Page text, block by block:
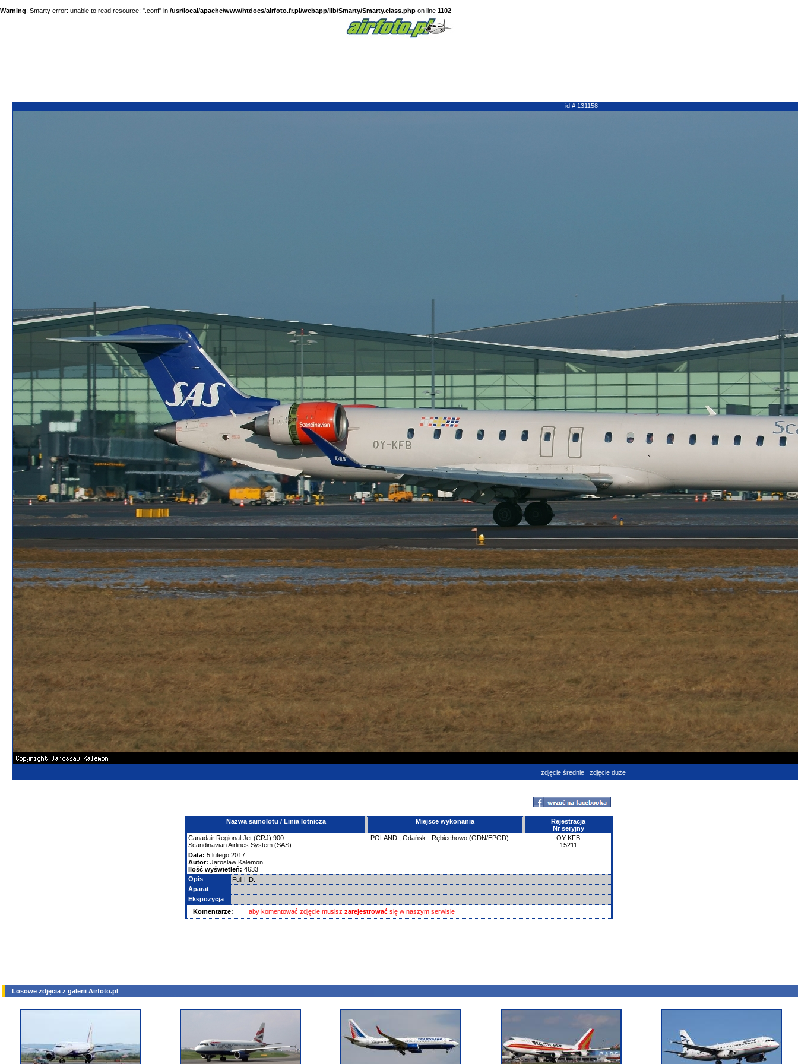
Warning: Smarty error: unable to read resource: ".conf" in /usr/local/apache/www/htdocs/airfoto.fr.pl/webapp/lib/Smarty/Smarty.class.php on line 1102
id # 131158
zdjęcie średnie zdjęcie duże
Nazwa samolotu / Linia lotnicza Miejsce wykonania
Rejestracja
Nr seryjny
Canadair Regional Jet (CRJ) 900
Scandinavian Airlines System (SAS)
POLAND Gdańsk - Rębiechowo (GDN/EPGD)
OY-KFB
15211
Data: 5 lutego 2017
Autor: Jarosław Kalemon
Ilość wyświetleń: 4633
Opis
Full HD.
Aparat
Ekspozycja
Komentarze:
aby komentować zdjęcie musisz zarejestrować się w naszym serwisie
Losowe zdjęcia z galerii Airfoto.pl